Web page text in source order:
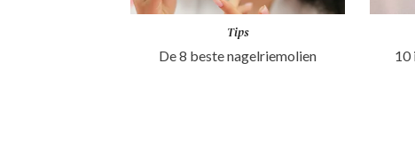
Tips
De 8 beste nagelriemolien 10